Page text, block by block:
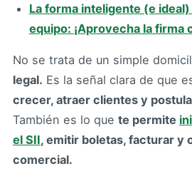
La forma inteligente (e
equipo: ¡Aprovecha la firma
No se trata de un simple
legal. Es la señal clara de que
crecer, atraer clientes y
También es lo que te permite
el SII, emitir boletas, facturar y
comercial.